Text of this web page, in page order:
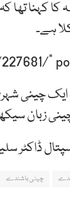
کا کہنا
ہے۔
ایک چینی
زبان
ڈاکٹر
چینی باشندے